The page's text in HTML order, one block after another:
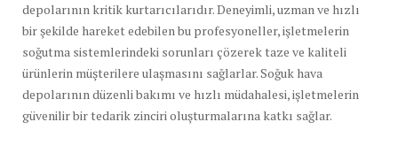
depolarının kritik kurtarıcılarıdır. Deneyimli, uzman ve hızlı
bir şekilde hareket edebilen bu profesyoneller, işletmelerin
soğutma sistemlerindeki sorunları çözerek taze ve kaliteli
ürünlerin müşterilere ulaşmasını sağlarlar. Soğuk hava
depolarının düzenli bakımı ve hızlı müdahalesi, işletmelerin
güvenilir bir tedarik zinciri oluşturmalarına katkı sağlar.